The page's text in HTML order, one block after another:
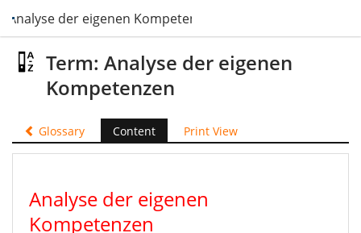
Analyse der eigenen Kompetenzen
Term: Analyse der eigenen
Kompetenzen
Glossary Content Print View
Analyse der eigenen
Kompetenzen